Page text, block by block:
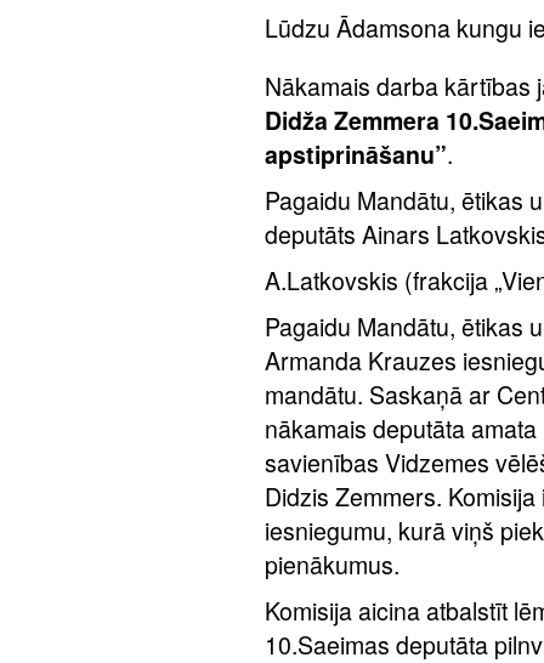
Lūdzu Ādamsona kungu
Nākamais darba kārtības
Didža Zemmera
apstiprināšanu”.
Pagaidu Mandātu, ētikas
deputāts Ainars
A.Latkovskis (frakcija
Pagaidu Mandātu, ētikas
Armanda Krauzes
mandātu. Saskaņā ar
nākamais deputāta
savienības Vidzemes
Didzis Zemmers.
iesniegumu, kurā viņš
pienākumus.
Komisija aicina atbalstīt
10.Saeimas deputāta